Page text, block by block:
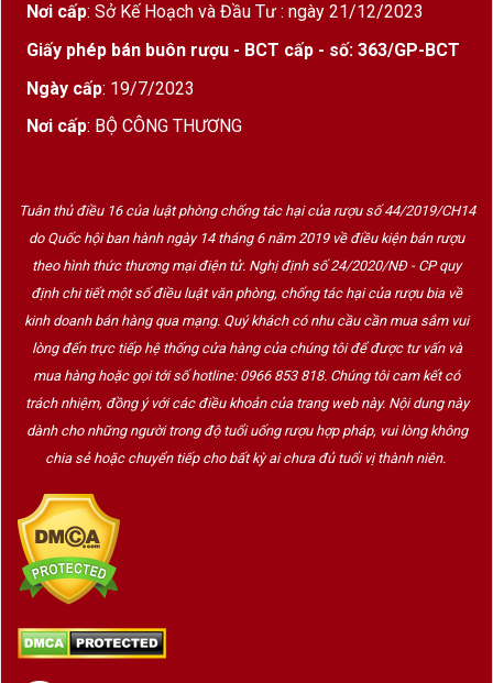
Nơi cấp: Sở Kế Hoạch và Đầu Tư : ngày 21/12/2023
Giấy phép bán buôn rượu - BCT cấp - số: 363/GP-BCT
Ngày cấp: 19/7/2023
Nơi cấp: BỘ CÔNG THƯƠNG
Tuân thủ điều 16 của luật phòng chống tác hại của rượu số 44/2019/CH14
do Quốc hội ban hành ngày 14 tháng 6 năm 2019 về điều kiện bán rượu
theo hình thức thương mại điện tử. Nghị định số 24/2020/NĐ - CP quy
định chi tiết một số điều luật văn phòng, chống tác hại của rượu bia về
kinh doanh bán hàng qua mạng. Quý khách có nhu cầu cần mua sắm vui
lòng đến trực tiếp hệ thống cửa hàng của chúng tôi để được tư vấn và
mua hàng hoặc gọi tới số hotline: 0966 853 818. Chúng tôi cam kết có
trách nhiệm, đồng ý với các điều khoản của trang web này. Nội dung này
dành cho những người trong độ tuổi uống rượu hợp pháp, vui lòng không
chia sẻ hoặc chuyển tiếp cho bất kỳ ai chưa đủ tuổi vị thành niên.